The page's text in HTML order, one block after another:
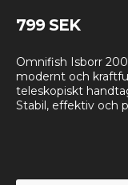
799 SEK
Omnifish Isborr
modernt och
teleskopiskt
Stabil, effektiv och